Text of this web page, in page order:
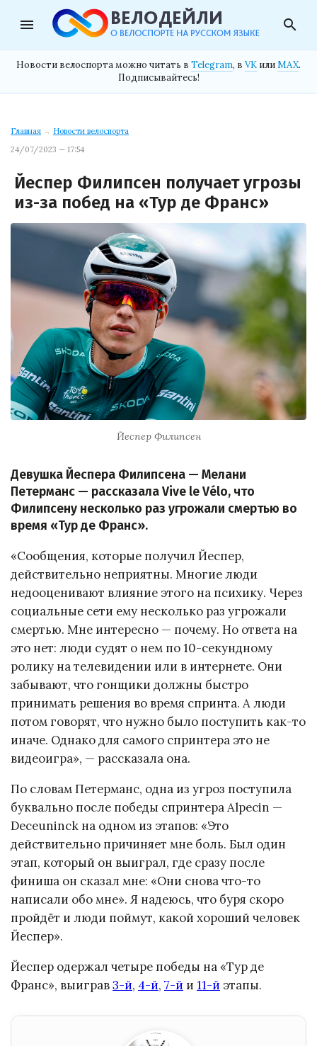
menu search
Новости велоспорта можно читать в Telegram, в VK илиMAX.
Подписывайтесь!
Главная → Новости велоспорта
24/07/2023 — 17:54
Йеспер Филипсен получает угрозы
из-за побед на «Тур де Франс»
Йеспер Филипсен
Девушка Йеспера Филипсена — Мелани
Петерманс — рассказала Vive le Vélo, что
Филипсену несколько раз угрожали смертью во
время «Тур де Франс».
«Сообщения, которые получил Йеспер,
действительно неприятны. Многие люди
недооценивают влияние этого на психику. Через
социальные сети ему несколько раз угрожали
смертью. Мне интересно — почему. Но ответа на
это нет: люди судят о нем по 10-секундному
ролику на телевидении или в интернете. Они
забывают, что гонщики должны быстро
принимать решения во время спринта. А люди
потом говорят, что нужно было поступить как-то
иначе. Однако для самого спринтера это не
видеоигра», — рассказала она.
По словам Петерманс, одна из угроз поступила
буквально после победы спринтера Alpecin —
Deceuninck на одном из этапов: «Это
действительно причиняет мне боль. Был один
этап, который он выиграл, где сразу после
финиша он сказал мне: «Они снова что-то
написали обо мне». Я надеюсь, что буря скоро
пройдёт и люди поймут, какой хороший человек
Йеспер».
Йеспер одержал четыре победы на «Тур де
Франс», выиграв3-й, 4-й, 7-й и 11-й этапы.